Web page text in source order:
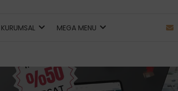
KURUMSAL MEGA MENU